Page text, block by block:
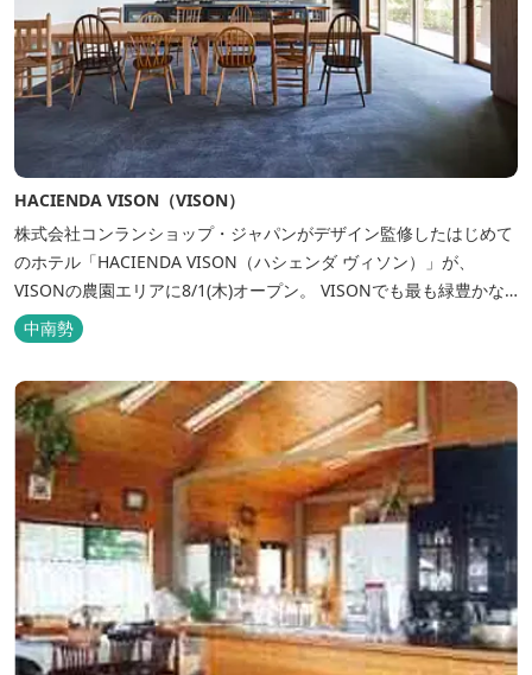
HACIENDA VISON（VISON）
株式会社コンランショップ・ジャパンがデザイン監修したはじめて
のホテル「HACIENDA VISON（ハシェンダ ヴィソン）」が、
VISONの農園エリアに8/1(木)オープン。 VISONでも最も緑豊かな
農園エリアに建つHACIENDA VISON。 ホテル名
の“HACIENDA”は、スペイン語で荘園の主の館を...
中南勢